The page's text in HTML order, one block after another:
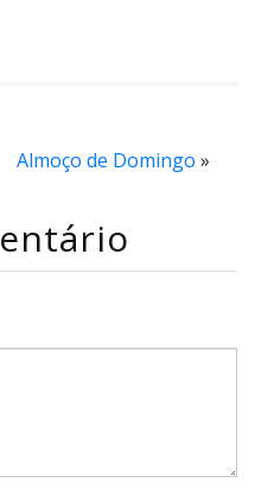
Almoço de Domingo »